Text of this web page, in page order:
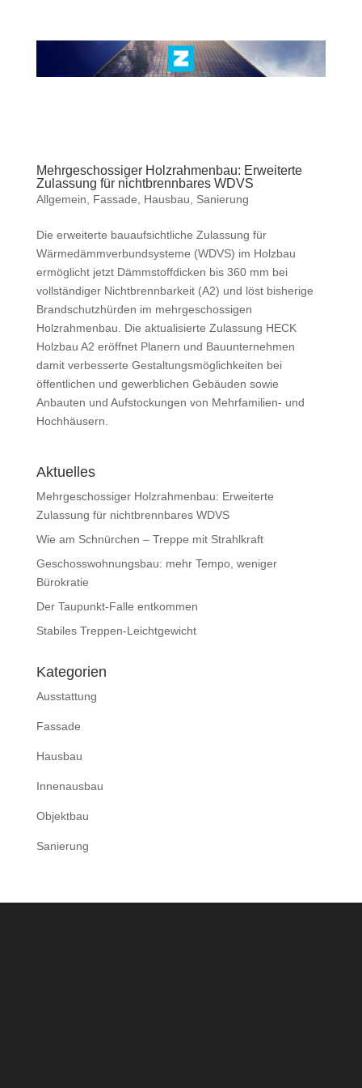
Mehrgeschossiger Holzrahmenbau: Erweiterte
Zulassung für nichtbrennbares WDVS
Allgemein Fassade Hausbau Sanierung
Die erweiterte bauaufsichtliche Zulassung für
Wärmedämmverbundsysteme (WDVS) im Holzbau
ermöglicht jetzt Dämmstoffdicken bis 360 mm bei
vollständiger Nichtbrennbarkeit (A2) und löst bisherige
Brandschutzhürden im mehrgeschossigen
Holzrahmenbau. Die aktualisierte Zulassung HECK
Holzbau A2 eröffnet Planern und Bauunternehmen
damit verbesserte Gestaltungsmöglichkeiten bei
öffentlichen und gewerblichen Gebäuden sowie
Anbauten und Aufstockungen von Mehrfamilien- und
Hochhäusern.
Aktuelles
Mehrgeschossiger Holzrahmenbau: Erweiterte
Zulassung für nichtbrennbares WDVS
Wie am Schnürchen – Treppe mit Strahlkraft
Geschosswohnungsbau: mehr Tempo, weniger
Bürokratie
Der Taupunkt-Falle entkommen
Stabiles Treppen-Leichtgewicht
Kategorien
Ausstattung
Fassade
Hausbau
Innenausbau
Objektbau
Sanierung